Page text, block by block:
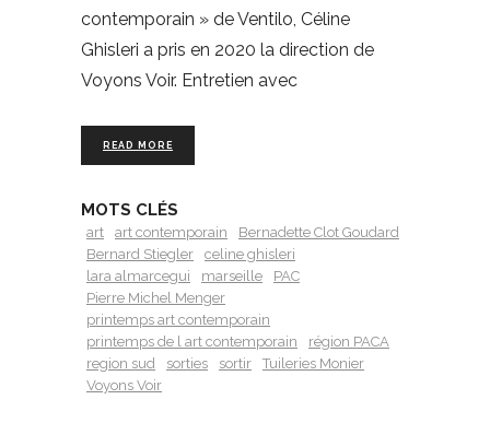
contemporain » de Ventilo, Céline
Ghisleri a pris en 2020 la direction de
Voyons Voir. Entretien avec
READ MORE
MOTS CLÉS
art art contemporain
Bernadette Clot Goudard
Bernard Stiegler
celine ghisleri
lara almarcegui
marseille
PAC
Pierre Michel Menger
printemps art contemporain
printemps de l art contemporain
région PACA
region sud
sorties sortir
Tuileries Monier
Voyons Voir